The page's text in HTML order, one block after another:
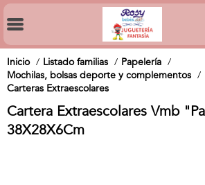
Inicio Listado familias
Papelería
Mochilas, bolsas deporte y complementos
Carteras Extraescolares
Cartera Extraescolares Vmb
38X28X6Cm